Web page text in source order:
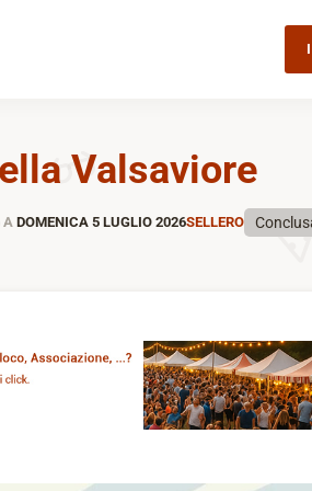
Valsaviore
ADOMENICA 5 LUGLIO 2026SELLERO